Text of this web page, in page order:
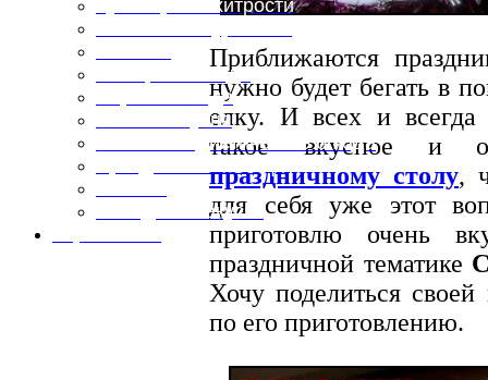
Кулинарные хитрости
Овощные блюда
Первые блюда
Полевая кухня
Постные и диетические блюда
Холодные закуски
Приближаются
нужно будет бегать в
елку. И всех и всегда
такое вкусное и
праздничному столу,
для себя уже этот
приготовлю очень
праздничной тематике
Хочу поделиться
по его приготовлению.